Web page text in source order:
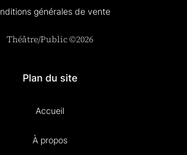
générales de vente
Théâtre/Public ©2026
Plan du site
Accueil
À propos